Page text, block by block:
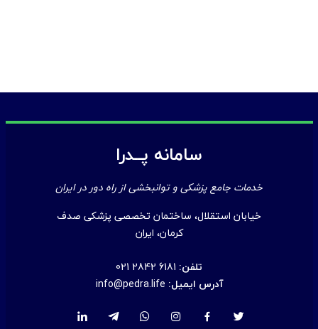
سامانه پــدرا
خدمات جامع پزشکی و توانبخشی از راه دور در ایران
خیابان استقلال، ساختمان تخصصی پزشکی صدف
کرمان، ایران
تلفن: 021 2842 6181
آدرس ایمیل: info@pedra.life